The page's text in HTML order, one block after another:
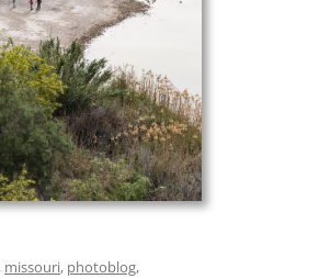
, missouri, photoblog,